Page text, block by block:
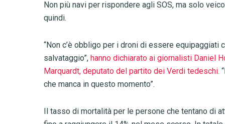
Non più navi per rispondere agli SOS, ma solo
quindi.
“Non c’è obbligo per i droni di essere
salvataggio”, hanno dichiarato ai giornalisti Daniel
Marquardt, deputato del partito dei Verdi tedeschi.
che manca in questo momento”.
Il tasso di mortalità per le persone che tentano di